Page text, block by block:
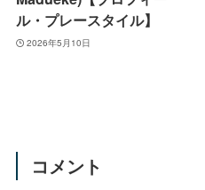
ル・プレースタイル】
2026年5月10日
コメント